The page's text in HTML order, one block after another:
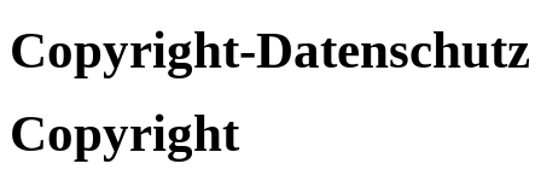
Copyright-Datenschutz
Copyright